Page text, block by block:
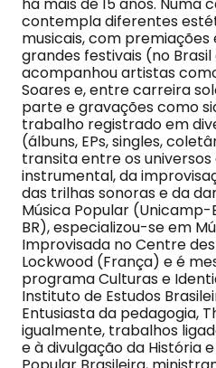
contempla diferentes
musicais, com
grandes festivais (no Brasil
acompanhou artistas
Soares e, entre carreira
parte e gravações como
trabalho registrado em
(álbuns, EPs, singles,
transita entre os universos
instrumental, da
das trilhas sonoras e da
Música Popular (Unicamp-
BR), especializou-se em
Improvisada no Centre
Lockwood (França) e é
programa Culturas e
Instituto de Estudos
Entusiasta da pedagogia,
igualmente, trabalhos
e à divulgação da História